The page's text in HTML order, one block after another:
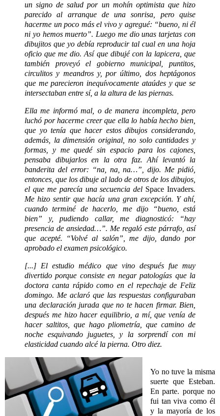
un signo de salud por un mohín optimista que hizo
parecido al arranque de una sonrisa, pero quise
hacerme un poco más el vivo y agregué: “bueno, ni él
ni yo hemos muerto”. Luego me dio unas tarjetas con
dibujitos que yo debía reproducir tal cual en una hoja
oficio que me dio. Así que dibujé con la lapicera, que
también proveyó el gobierno municipal, puntitos,
circulitos y meandros y, por último, dos heptágonos
que me parecieron inequívocamente ataúdes y que se
intersectaban entre sí, a la altura de las piernas.
Ella me informó mal, o de manera incompleta, pero
luchó por hacerme creer que ella lo había hecho bien,
que yo tenía que hacer estos dibujos considerando,
además, la dimensión original, no solo cantidades y
formas, y me quedé sin espacio para los cajones,
pensaba dibujarlos en la otra faz. Ahí levantó la
banderita del error: “na, na, na…”, dijo. Me pidió,
entonces, que los dibuje al lado de otros de los dibujos,
el que me parecía una secuencia del Space Invaders.
Me hizo sentir que hacía una gran excepción. Y ahí,
cuando terminé de hacerlo, me dijo “bueno, está
bien” y, pudiendo callar, me diagnosticó: “hay
presencia de ansiedad…”. Me regaló este párrafo, así
que acepté. “Volvé al salón”, me dijo, dando por
aprobado el examen psicológico.
[...] El estudio médico que vino después fue muy
divertido porque consiste en negar patologías que la
doctora canta rápido como en el repechaje de Feliz
domingo. Me aclaró que las respuestas configuraban
una declaración jurada que no te hacen firmar. Bien,
después me hizo hacer equilibrio, a mí, que venía de
hacer saltitos, que hago pliometría, que camino de
noche esquivando juguetes, y la sorprendí con mi
elasticidad cuando alcé la pierna. Otro diez.
Yo no tuve la misma
suerte que Esteban.
En parte. porque no
fui tan viva como él
y la mayoría de los